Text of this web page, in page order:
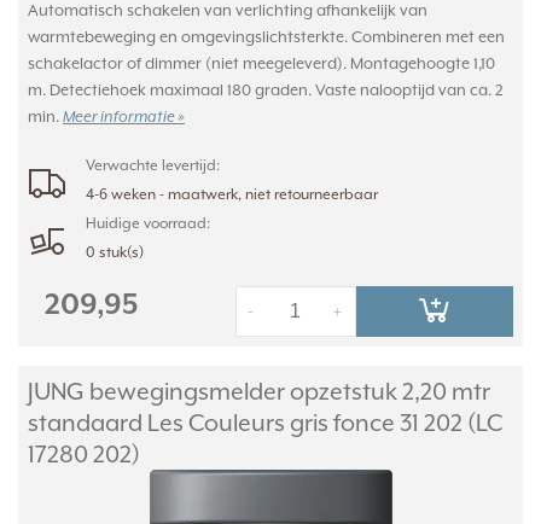
Automatisch schakelen van verlichting afhankelijk van
warmtebeweging en omgevingslichtsterkte. Combineren met een
schakelactor of dimmer (niet meegeleverd). Montagehoogte 1,10
m. Detectiehoek maximaal 180 graden. Vaste nalooptijd van ca. 2
min. Meer informatie »
Verwachte levertijd:
4-6 weken - maatwerk, niet retourneerbaar
Huidige voorraad:
0 stuk(s)
209,95 +
-
JUNG bewegingsmelder opzetstuk 2,20 mtr
standaard Les Couleurs gris fonce 31 202 (LC
17280 202)